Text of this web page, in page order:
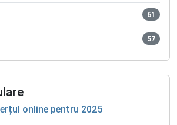
61
57
online pentru 2025